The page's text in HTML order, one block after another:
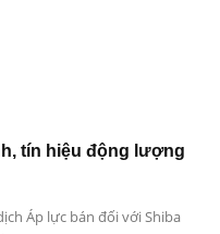
tín hiệu động lượng
Áp lực bán đối với Shiba